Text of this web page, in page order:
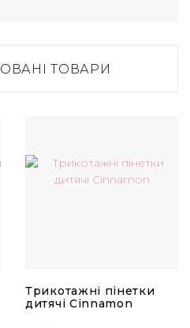
ТОВАРИ
Трикотажні пінетки
дитячі Cinnamon